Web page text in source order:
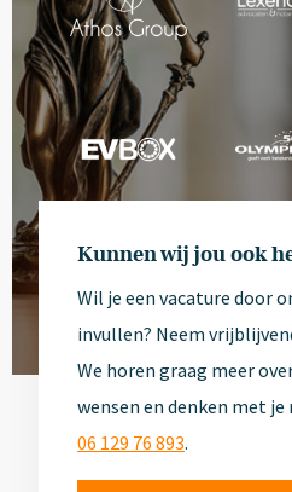
Jouw
organisatie
Kunnen wij jou ook
Wil je een vacature door
invullen? Neem
We horen graag meer
wensen en denken met je
06 129 76 893.